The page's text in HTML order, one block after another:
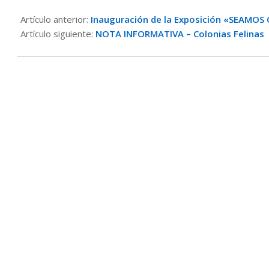
02-
19
Artículo anterior: Inauguración de la Exposición «SEAMOS
Artículo siguiente: NOTA INFORMATIVA – Colonias Felinas